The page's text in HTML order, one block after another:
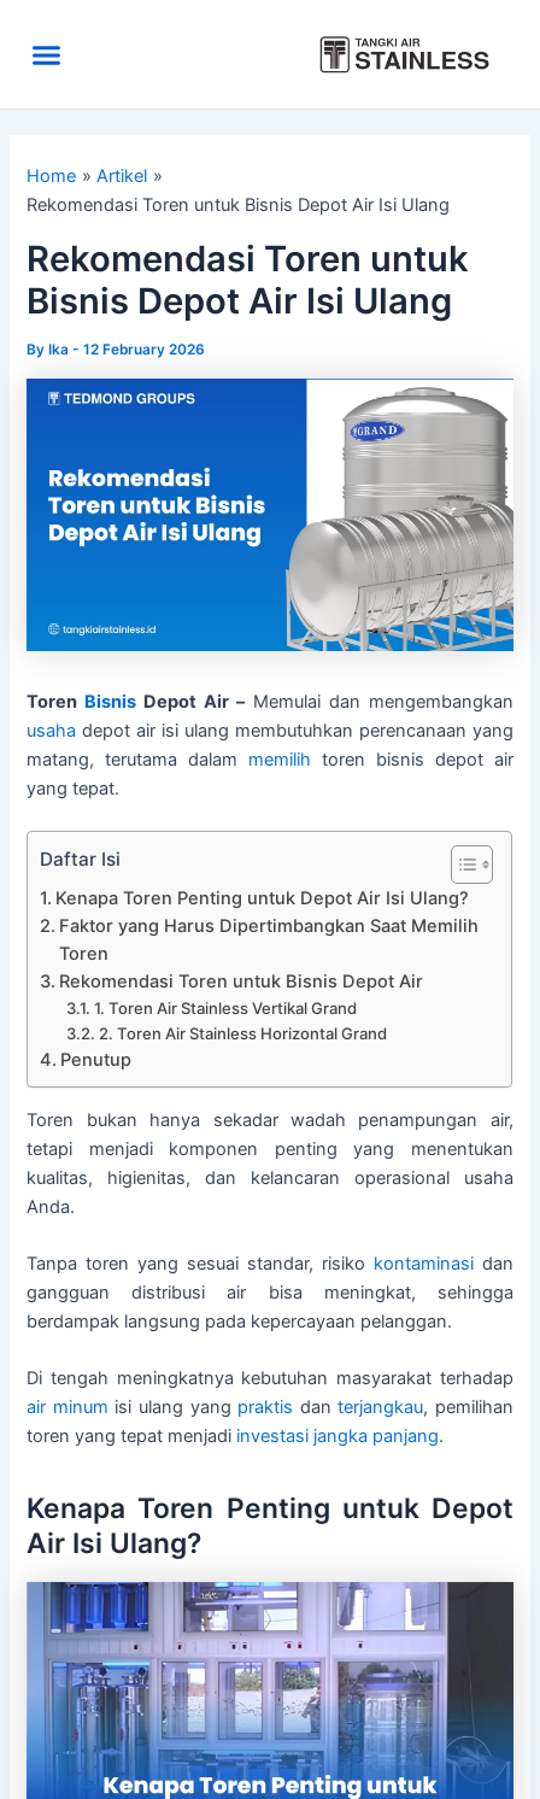
contentMenu
Home
Artikel
Rekomendasi Toren untuk Bisnis Depot Air Isi Ulang
Rekomendasi Toren untuk
Bisnis Depot Air Isi Ulang
ByIka-12 February 2026
Toren Bisnis Depot Air –Memulai dan mengembangkan
usaha depot air isi ulang membutuhkan perencanaan yang
matang, terutama dalam memilih toren bisnis depot air
yang tepat.
Daftar Isi
Kenapa Toren Penting untuk Depot Air Isi Ulang?
Faktor yang Harus Dipertimbangkan Saat Memilih
Toren
Rekomendasi Toren untuk Bisnis Depot Air
1. Toren Air Stainless Vertikal Grand
2. Toren Air Stainless Horizontal Grand
Penutup
Toren bukan hanya sekadar wadah penampungan air,
tetapi menjadi komponen penting yang menentukan
kualitas, higienitas, dan kelancaran operasional usaha
Anda.
Tanpa toren yang sesuai standar, risiko kontaminasidan
gangguan distribusi air bisa meningkat, sehingga
berdampak langsung pada kepercayaan pelanggan.
Di tengah meningkatnya kebutuhan masyarakat terhadap
air minum isi ulang yang praktis danterjangkau, pemilihan
toren yang tepat menjadi investasi jangka panjang.
Kenapa Toren Penting untuk Depot
Air Isi Ulang?